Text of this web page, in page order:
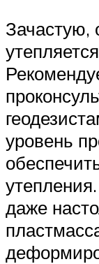
Зачастую,
уровень
даже